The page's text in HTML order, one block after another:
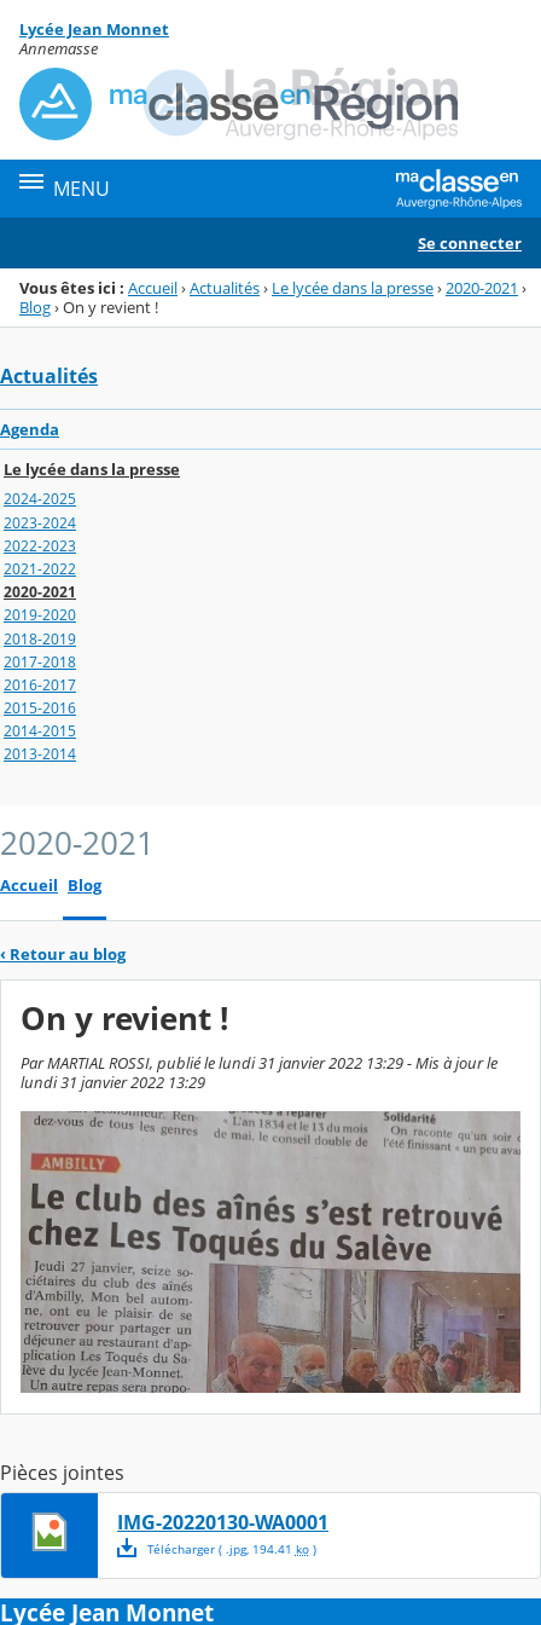
Menu de la rubrique
Contenu
Lycée Jean Monnet
Annemasse
MENU
Se connecter
Vous êtes ici : Accueil›Actualités› Le lycée dans la presse› 2020-2021 ›
Blog›On y revient !
Actualités
Agenda
Le lycée dans la presse
2024-2025
2023-2024
2022-2023
2021-2022
2020-2021
2019-2020
2018-2019
2017-2018
2016-2017
2015-2016
2014-2015
2013-2014
2020-2021
Accueil Blog
‹ Retour au blog
On y revient !
Par MARTIAL ROSSI, publié le lundi 31 janvier 2022 13:29 - Mis à jour le
lundi 31 janvier 2022 13:29
Pièces jointes
IMG-20220130-WA0001
Télécharger( .jpg, 194.41 ko)
Lycée Jean Monnet